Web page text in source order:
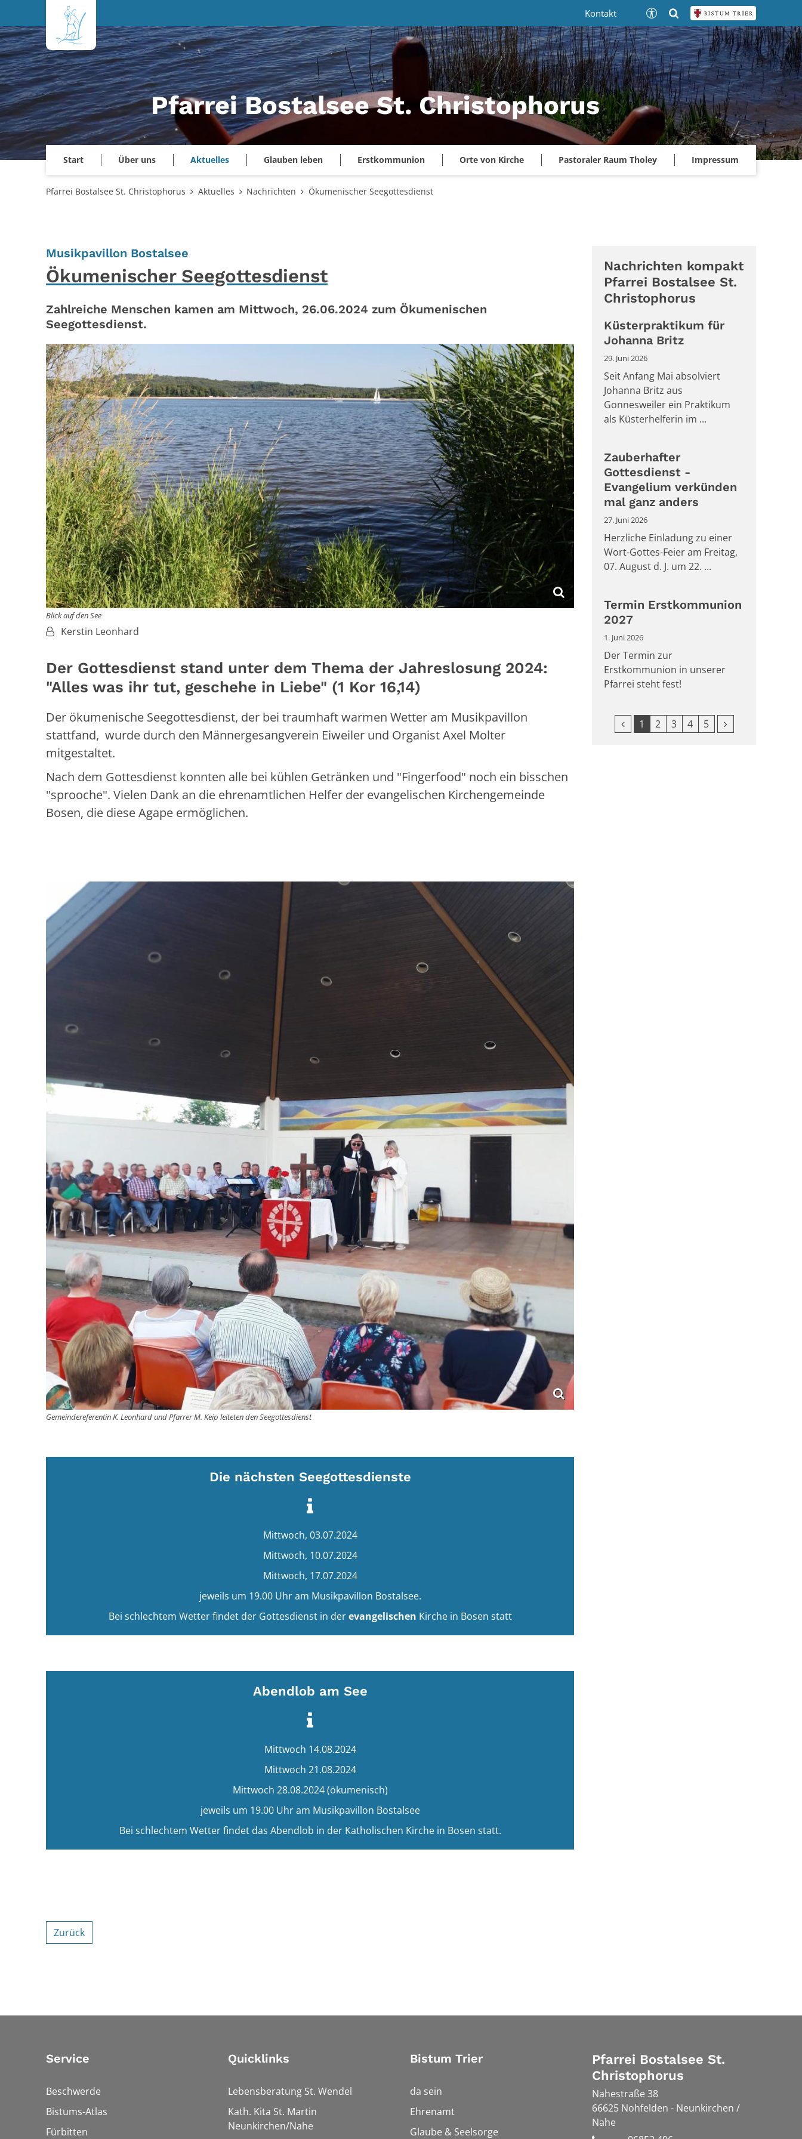
Zum Inhalt springen
Pfarrei Bostalsee St. Christophorus
Start Über uns Aktuelles Glauben leben Erstkommunion Orte von Kirche Pastoraler Raum Tholey Impressum
Kontakt
Pfarrei Bostalsee St. Christophorus Aktuelles Nachrichten Ökumenischer Seegottesdienst
Musikpavillon Bostalsee
Ökumenischer Seegottesdienst
Zahlreiche Menschen kamen am Mittwoch, 26.06.2024 zum Ökumenischen
Seegottesdienst.
Blick auf den See
Von:Kerstin Leonhard
Der Gottesdienst stand unter dem Thema der Jahreslosung 2024:
"Alles was ihr tut, geschehe in Liebe" (1 Kor 16,14)
Der ökumenische Seegottesdienst, der bei traumhaft warmen Wetter am Musikpavillon
stattfand, wurde durch den Männergesangverein Eiweiler und Organist Axel Molter
mitgestaltet.
Nach dem Gottesdienst konnten alle bei kühlen Getränken und "Fingerfood" noch ein bisschen
"sprooche". Vielen Dank an die ehrenamtlichen Helfer der evangelischen Kirchengemeinde
Bosen, die diese Agape ermöglichen.
Gemeindereferentin K. Leonhard und Pfarrer M. Keip leiteten den Seegottesdienst
Die nächsten Seegottesdienste
Mittwoch, 03.07.2024
Mittwoch, 10.07.2024
Mittwoch, 17.07.2024
jeweils um 19.00 Uhr am Musikpavillon Bostalsee.
Bei schlechtem Wetter findet der Gottesdienst in derevangelischen Kirche in Bosen statt
Abendlob am See
Mittwoch 14.08.2024
Mittwoch 21.08.2024
Mittwoch 28.08.2024 (ökumenisch)
jeweils um 19.00 Uhr am Musikpavillon Bostalsee
Bei schlechtem Wetter findet das Abendlob in der Katholischen Kirche in Bosen statt.
Zurück
Nachrichten kompakt
Pfarrei Bostalsee St.
Christophorus
Küsterpraktikum für
Johanna Britz
29. Juni 2026
Seit Anfang Mai absolviert
Johanna Britz aus
Gonnesweiler ein Praktikum
als Küsterhelferin im ...
Zauberhafter
Gottesdienst -
Evangelium verkünden
mal ganz anders
27. Juni 2026
Herzliche Einladung zu einer
Wort-Gottes-Feier am Freitag,
07. August d. J. um 22. ...
Termin Erstkommunion
2027
1. Juni 2026
Der Termin zur
Erstkommunion in unserer
Pfarrei steht fest!
Vorherige Seite
1 2 3 4 5 Nächste Seite
Service
Beschwerde
Bistums-Atlas
Fürbitten
Quicklinks
Lebensberatung St. Wendel
Kath. Kita St. Martin
Neunkirchen/Nahe
Bistum Trier
da sein
Ehrenamt
Glaube & Seelsorge
Pfarrei Bostalsee St.
Christophorus
Nahestraße 38
66625 Nohfelden - Neunkirchen /
Nahe